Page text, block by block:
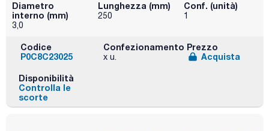
Diametro
interno (mm)
3,0
Lunghezza (mm)
250
Conf. (unità)
1
Codice
P0C8C23025
Confezionamento
x u.
Prezzo
Acquista
Disponibilità
Controlla le
scorte